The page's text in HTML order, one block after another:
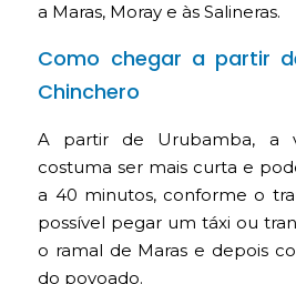
a Maras, Moray e às Salineras.
Como chegar a partir
Chinchero
A partir de Urubamba, a
costuma ser mais curta e
a 40 minutos, conforme o
possível pegar um táxi ou
o ramal de Maras e depois
do povoado.